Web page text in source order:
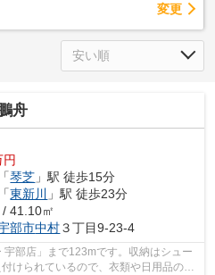
変更
舟
円
「琴芝 」駅 徒歩15分
「東新川
」駅 徒歩23分
41.10㎡
部市中村３丁目9-23-4
部店」まで123mです。収納はシュー
けられているので、衣類や日用品の収